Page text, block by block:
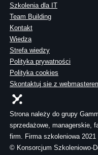
Szkolenia dla IT
Team Building
Kontakt
Wiedza
Strefa wiedzy
Polityka prywatności
Polityka cookies
Skontaktuj sie z
Strona należy do grupy
sprzedażowe, managerskie,
firm. Firma szkoleniowa 2021
© Konsorcjum Szkoleniowo-